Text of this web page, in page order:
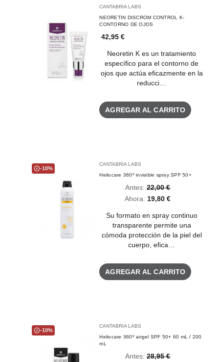
CANTABRIA LABS
NEORETIN DISCROM CONTROL K-
CONTORNO DE OJOS
42,95 €
Neoretin K es un tratamiento
específico para el contorno de
ojos que actúa eficazmente en la
reducci…
AGREGAR AL CARRITO
-10%
CANTABRIA LABS
Heliocare 360º invisible spray SPF 50+
Ahora: 19,80 €
Antes: 22,00 €
Su formato en spray continuo
transparente permite una
cómoda protección de la piel del
cuerpo, efica…
AGREGAR AL CARRITO
-10%
CANTABRIA LABS
Heliocare 360º airgel SPF 50+ 60 mL / 200
mL
Antes: 28,95 €